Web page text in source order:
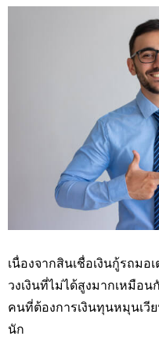
เนื่องจากสินเชื่อเงินกู้รถม
วงเงินที่ไม่ได้สูงมากเหมือ
คนที่ต้องการเงินทุนหมุนเวี
นัก